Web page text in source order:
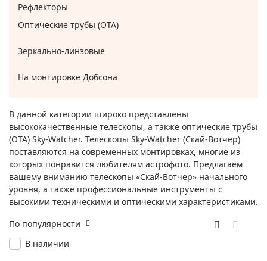
Рефлекторы
Оптические трубы (OTA)
Зеркально-линзовые
На монтировке Добсона
В данной категории широко представлены
высококачественные телескопы, а также оптические трубы
(OTA) Sky-Watcher. Телескопы Sky-Watcher (Скай-Вотчер)
поставляются на современных монтировках, многие из
которых понравится любителям астрофото. Предлагаем
вашему вниманию телескопы «Скай-Вотчер» начального
уровня, а также профессиональные инструменты с
высокими техническими и оптическими характеристиками.
В наличии
По популярности